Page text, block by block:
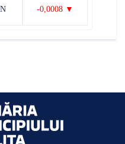
-0,0008 ▼